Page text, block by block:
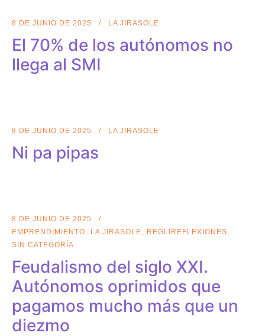
8 DE JUNIO DE 2025 LA JIRASOLE
El 70% de los autónomos no
llega al SMI
8 DE JUNIO DE 2025 LA JIRASOLE
Ni pa pipas
8 DE JUNIO DE 2025
EMPRENDIMIENTO
LA JIRASOLE
REGLIREFLEXIONES
SIN CATEGORÍA
Feudalismo del siglo XXI.
Autónomos oprimidos que
pagamos mucho más que un
diezmo